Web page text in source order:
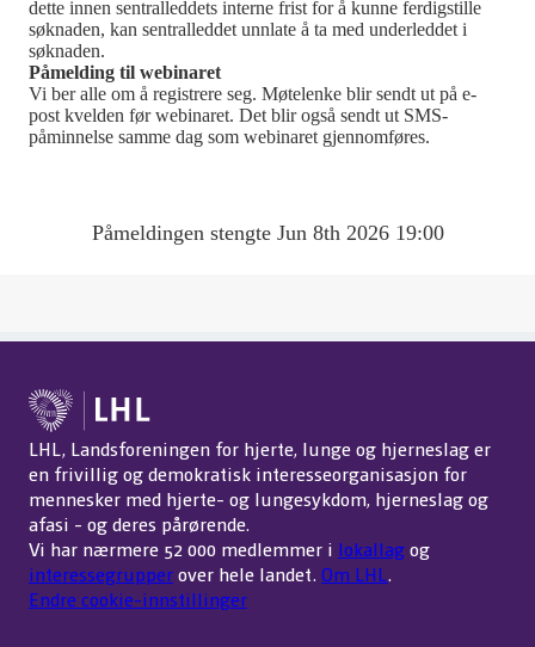
dette innen sentralleddets interne frist for å kunne ferdigstille
søknaden, kan sentralleddet unnlate å ta med underleddet i
søknaden.
Påmelding til webinaret
Vi ber alle om å registrere seg. Møtelenke blir sendt ut på e-
post kvelden før webinaret. Det blir også sendt ut SMS-
påminnelse samme dag som webinaret gjennomføres.
Påmeldingen stengte Jun 8th 2026 19:00
LHL, Landsforeningen for hjerte, lunge og hjerneslag er
en frivillig og demokratisk interesseorganisasjon for
mennesker med hjerte- og lungesykdom, hjerneslag og
afasi - og deres pårørende.
Vi har nærmere 52 000 medlemmer i lokallagog
interessegrupperover hele landet. Om LHL.
Endre cookie-innstillinger